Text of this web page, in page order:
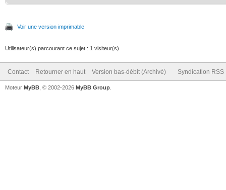
Voir une version imprimable
Utilisateur(s) parcourant ce sujet : 1 visiteur(s)
Contact Retourner en haut Version bas-débit (Archivé) Syndication RSS
Moteur MyBB , © 2002-2026 MyBB Group